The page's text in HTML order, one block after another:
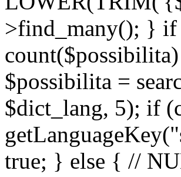
>find_many(); } if
$possibilita =
$dict_lang, 5); if
true; } else { //